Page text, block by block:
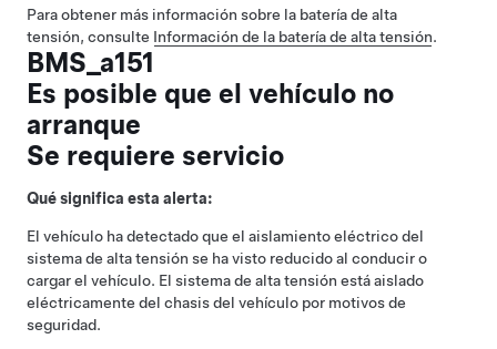
Para obtener más información sobre la batería de alta
tensión, consulte Información de la batería de alta tensión.
BMS_a151
Es posible que el vehículo no
arranque
Se requiere servicio
Qué significa esta alerta:
El vehículo ha detectado que el aislamiento eléctrico del
sistema de alta tensión se ha visto reducido al conducir o
cargar el vehículo. El sistema de alta tensión está aislado
eléctricamente del chasis del vehículo por motivos de
seguridad.